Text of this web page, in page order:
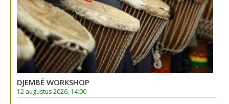
DJEMBÉ WORKSHOP
12 augustus 2026, 14:00